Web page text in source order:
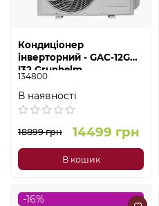
Кондиціонер
інверторний - GAC-12GH-
I32 Grunhelm
134800
В наявності
18899 грн 14499 грн
В кошик
-16%